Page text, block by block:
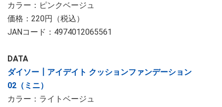
カラー：ピンクベージュ
価格：220円（税込）
JANコード：4974012065561
DATA
ダイソー┃アイデイト クッションファンデーション
02（ミニ）
カラー：ライトベージュ